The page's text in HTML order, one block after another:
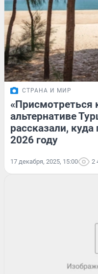
СТРАНА И МИР
«Присмотреться
альтернативе
рассказали,
2026 году
17 декабря, 2025, 15:00 2